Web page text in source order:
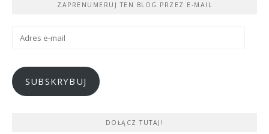
ZAPRENUMERUJ TEN BLOG PRZEZ E-MAIL
Adres
SUBSKRYBUJ
DOŁĄCZ TUTAJ!